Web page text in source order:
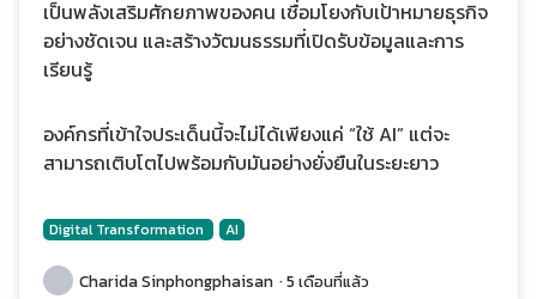
เป็นพลังเสริมศักยภาพของคน เชื่อมโยงกับเป้าหมายธุรกิจ
อย่างชัดเจน และสร้างวัฒนธรรมที่เปิดรับข้อมูลและการ
เรียนรู้
องค์กรที่เข้าใจประเด็นนี้จะไม่ได้เพียงแค่ “ใช้ AI” แต่จะ
สามารถเติบโตไปพร้อมกับมันอย่างยั่งยืนในระยะยาว
Digital Transformation AI
Charida Sinphongphaisan · 5 เดือนที่แล้ว